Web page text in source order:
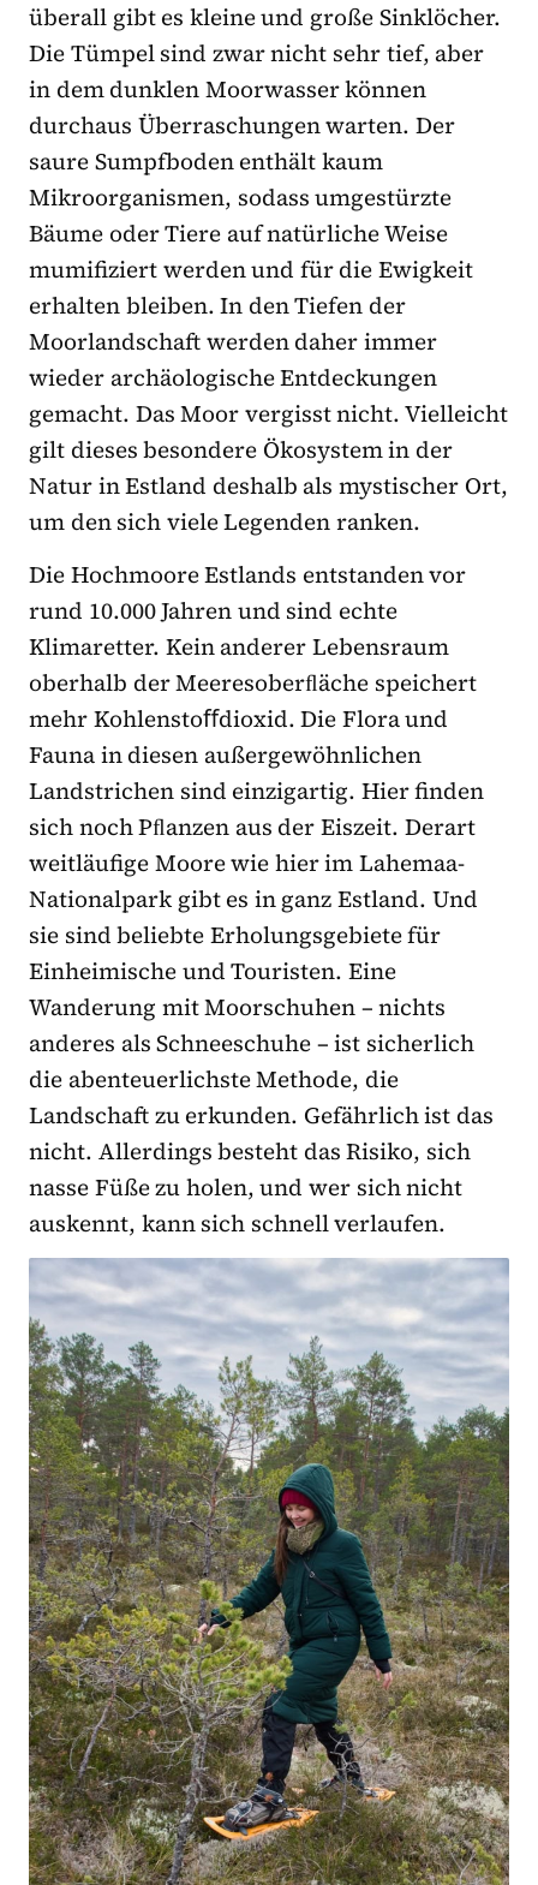
überall gibt es kleine und große Sinklöcher.
Die Tümpel sind zwar nicht sehr tief, aber
in dem dunklen Moorwasser können
durchaus Überraschungen warten. Der
saure Sumpfboden enthält kaum
Mikroorganismen, sodass umgestürzte
Bäume oder Tiere auf natürliche Weise
mumifiziert werden und für die Ewigkeit
erhalten bleiben. In den Tiefen der
Moorlandschaft werden daher immer
wieder archäologische Entdeckungen
gemacht. Das Moor vergisst nicht. Vielleicht
gilt dieses besondere Ökosystem in der
Natur in Estland deshalb als mystischer Ort,
um den sich viele Legenden ranken.
Die Hochmoore Estlands entstanden vor
rund 10.000 Jahren und sind echte
Klimaretter. Kein anderer Lebensraum
oberhalb der Meeresoberﬂäche speichert
mehr Kohlenstoﬀdioxid. Die Flora und
Fauna in diesen außergewöhnlichen
Landstrichen sind einzigartig. Hier finden
sich noch Pﬂanzen aus der Eiszeit. Derart
weitläufige Moore wie hier im Lahemaa-
Nationalpark gibt es in ganz Estland. Und
sie sind beliebte Erholungsgebiete für
Einheimische und Touristen. Eine
Wanderung mit Moorschuhen – nichts
anderes als Schneeschuhe – ist sicherlich
die abenteuerlichste Methode, die
Landschaft zu erkunden. Gefährlich ist das
nicht. Allerdings besteht das Risiko, sich
nasse Füße zu holen, und wer sich nicht
auskennt, kann sich schnell verlaufen.